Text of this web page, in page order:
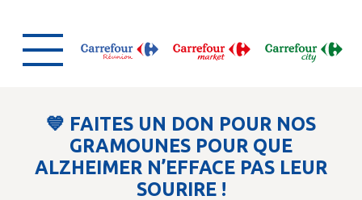
💙 FAITES UN DON POUR NOS
GRAMOUNES POUR QUE
ALZHEIMER N’EFFACE PAS LEUR
SOURIRE !